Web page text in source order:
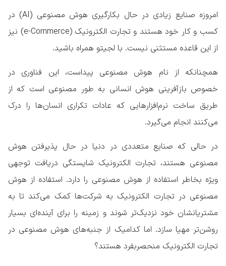
امروزه صنایع زیادی در حال بکارگیری هوش مصنوعی (AI) در
کسب و کار خود هستند و تجارت الکترونیک (e-Commerce) نیز
از این قاعده مستثنی نیست. با لجیتو همراه باشید.
همچنانکه از نام هوش مصنوعی پیداست، این فناوری در
خصوص بازآفرینی هوش انسانی به طور مصنوعی است که از
طریق ساخت نرم‌افزارهایی که عادات تکراری انسان‌ها را درک
می‌کنند انجام می‌گیرد.
در حالی که صنایع متعددی در دنیا در حال پذیرفتن هوش
مصنوعی هستند، تجارت الکترونیک شایستگی دریافت توجهی
ویژه بخاطر استفاده از هوش مصنوعی را دارد. استفاده از هوش
مصنوعی در تجارت الکترونیک به شرکت‌ها کمک می‌کند تا به
مشتریانشان خود نزدیک‌تر شوند و زمینه را برای آینده‌ای بسیار
روشن‌تر مهیا سازد. اما کدامیک از جنبه‌های هوش مصنوعی در
تجارت الکترونیک منحصربفرد هستند؟